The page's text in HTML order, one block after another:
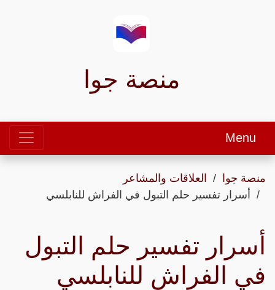
منصة جوا
Menu
منصة جوا
العلاقات والمشاعر
أسرار تفسير حلم التبول في الفراش للنابلسي
أسرار تفسير حلم التبول
في الفراش للنابلسي